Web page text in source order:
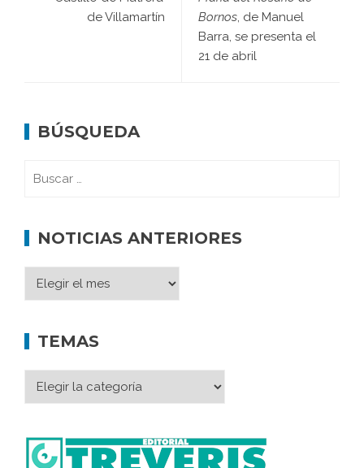
de Villamartín
Bornos, de Manuel
Barra, se presenta el
21 de abril
BÚSQUEDA
NOTICIAS ANTERIORES
TEMAS